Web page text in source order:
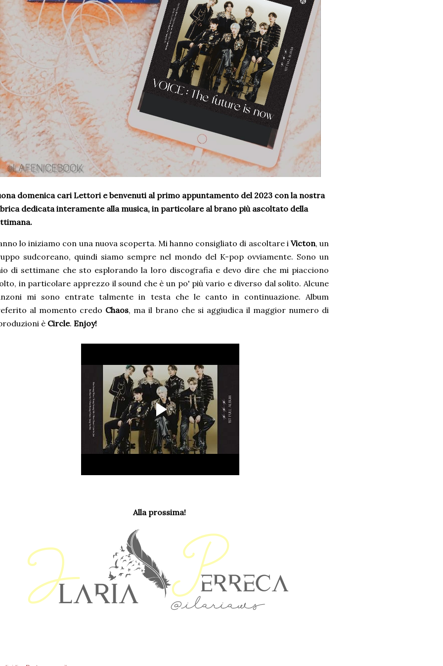
domenica cari Lettori e benvenuti al primo appuntamento del 2023 con la nostra
dedicata interamente alla musica, in particolare al brano più ascoltato della
lo iniziamo con una nuova scoperta. Mi hanno consigliato di ascoltare i Victon, un
sudcoreano, quindi siamo sempre nel mondo del K-pop ovviamente. Sono un
di settimane che sto esplorando la loro discografia e devo dire che mi piacciono
in particolare apprezzo il sound che è un po' più vario e diverso dal solito. Alcune
mi sono entrate talmente in testa che le canto in continuazione. Album
al momento credo Chaos, ma il brano che si aggiudica il maggior numero di
è Circle. Enjoy!
Alla prossima!